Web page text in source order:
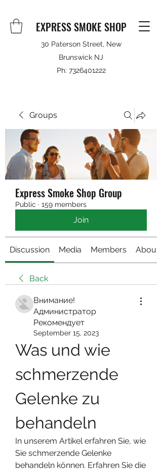
EXPRESS SMOKE SHOP
30 Paterson Street, New
Brunswick NJ
Ph: 7326401222
Groups
Express Smoke Shop Group
Public · 159 members
Join
Discussion Media Members About
Back
Внимание!
Администратор
Рекомендует
September 15, 2023
Was und wie
schmerzende
Gelenke zu
behandeln
In unserem Artikel erfahren Sie, wie
Sie schmerzende Gelenke
behandeln können. Erfahren Sie die